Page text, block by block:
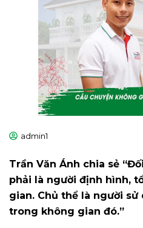
admin1
Trần Văn Ánh chia sẻ
phải là người định hình,
gian. Chủ thể là người
trong không gian đó.”